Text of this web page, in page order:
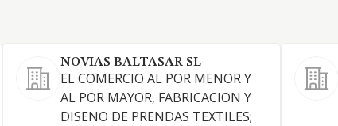
NOVIAS BALTASAR SL
EL COMERCIO AL POR MENOR Y
AL POR MAYOR, FABRICACION Y
DISENO DE PRENDAS TEXTILES;